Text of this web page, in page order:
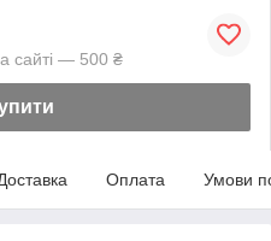
сайті — 500 ₴
Оплата Умови